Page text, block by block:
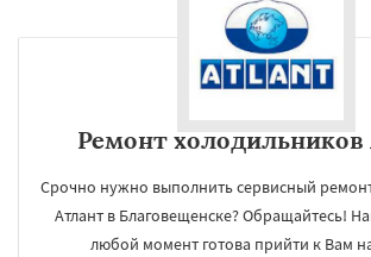
Ремонт холодильников
Срочно нужно выполнить сервисный
Атлант в Благовещенске? Обращайтесь!
любой момент готова прийти к Вам